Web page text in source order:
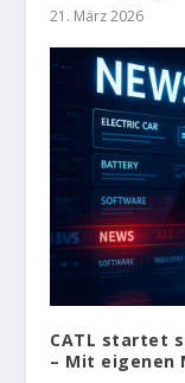
21. März 2026
CATL startet
– Mit eigenen